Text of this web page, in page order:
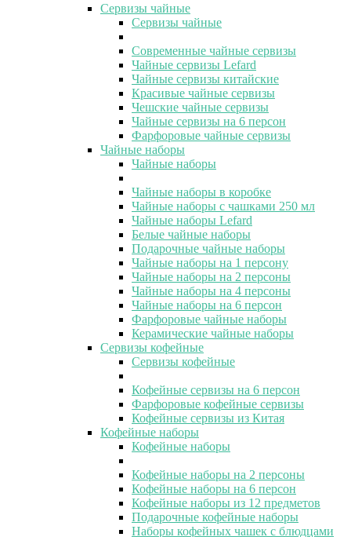
Сервизы чайные
Сервизы чайные
Современные чайные сервизы
Чайные сервизы Lefard
Чайные сервизы китайские
Красивые чайные сервизы
Чешские чайные сервизы
Чайные сервизы на 6 персон
Фарфоровые чайные сервизы
Чайные наборы
Чайные наборы
Чайные наборы в коробке
Чайные наборы с чашками 250 мл
Чайные наборы Lefard
Белые чайные наборы
Подарочные чайные наборы
Чайные наборы на 1 персону
Чайные наборы на 2 персоны
Чайные наборы на 4 персоны
Чайные наборы на 6 персон
Фарфоровые чайные наборы
Керамические чайные наборы
Сервизы кофейные
Сервизы кофейные
Кофейные сервизы на 6 персон
Фарфоровые кофейные сервизы
Кофейные сервизы из Китая
Кофейные наборы
Кофейные наборы
Кофейные наборы на 2 персоны
Кофейные наборы на 6 персон
Кофейные наборы из 12 предметов
Подарочные кофейные наборы
Наборы кофейных чашек с блюдцами